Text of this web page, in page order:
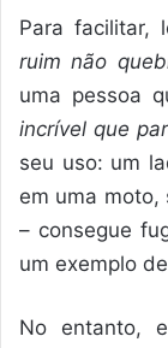
Para facilitar,
ruim não
uma pessoa
incrível que
seu uso: um
em uma moto,
– consegue
um exemplo
No entanto,